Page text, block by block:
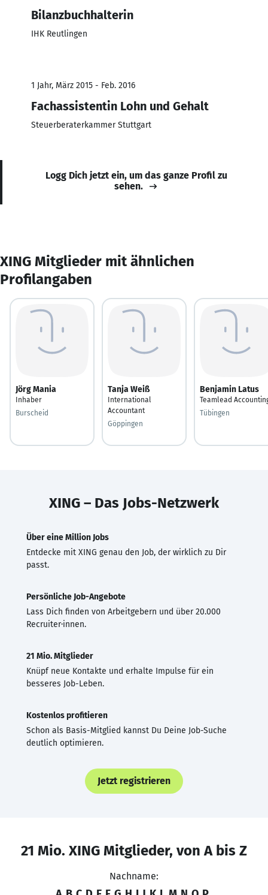
Bilanzbuchhalterin
IHK Reutlingen
1 Jahr, März 2015 - Feb. 2016
Fachassistentin Lohn und Gehalt
Steuerberaterkammer Stuttgart
Logg Dich jetzt ein, um das ganze Profil zu
sehen.
XING Mitglieder mit ähnlichen
Profilangaben
Jörg Mania
Inhaber
Burscheid
Tanja Weiß
International
Accountant
Göppingen
Benjamin Latus
Teamlead
Tübingen
XING – Das Jobs-Netzwerk
Über eine Million Jobs
Entdecke mit XING genau den Job, der wirklich zu Dir
passt.
Persönliche Job-Angebote
Lass Dich finden von Arbeitgebern und über 20.000
Recruiter·innen.
21 Mio. Mitglieder
Knüpf neue Kontakte und erhalte Impulse für ein
besseres Job-Leben.
Kostenlos profitieren
Schon als Basis-Mitglied kannst Du Deine Job-Suche
deutlich optimieren.
Jetzt registrieren
21 Mio. XING Mitglieder, von A bis Z
Nachname: